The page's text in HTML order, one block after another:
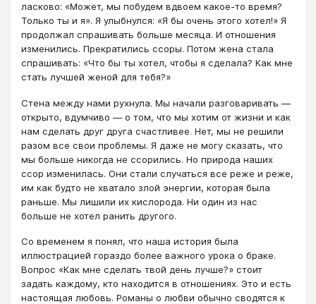
ласково: «Может, мы побудем вдвоем какое-то время?
Только ты и я». Я улыбнулся: «Я бы очень этого хотел!» Я
продолжал спрашивать больше месяца. И отношения
изменились. Прекратились ссоры. Потом жена стала
спрашивать: «Что бы ты хотел, чтобы я сделала? Как мне
стать лучшей женой для тебя?»
Стена между нами рухнула. Мы начали разговаривать —
открыто, вдумчиво — о том, что мы хотим от жизни и как
нам сделать друг друга счастливее. Нет, мы не решили
разом все свои проблемы. Я даже не могу сказать, что
мы больше никогда не ссорились. Но природа наших
ссор изменилась. Они стали случаться все реже и реже,
им как будто не хватало злой энергии, которая была
раньше. Мы лишили их кислорода. Ни один из нас
больше не хотел ранить другого.
Со временем я понял, что наша история была
иллюстрацией гораздо более важного урока о браке.
Вопрос «Как мне сделать твой день лучше?» стоит
задать каждому, кто находится в отношениях. Это и есть
настоящая любовь. Романы о любви обычно сводятся к